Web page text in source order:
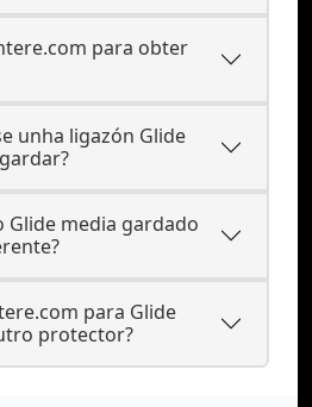
para obter
unha ligazón Glide
Glide media gardado
para Glide
protector?